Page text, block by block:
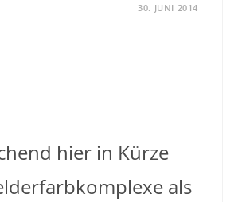
30. JUNI 2014
hier in Kürze
als